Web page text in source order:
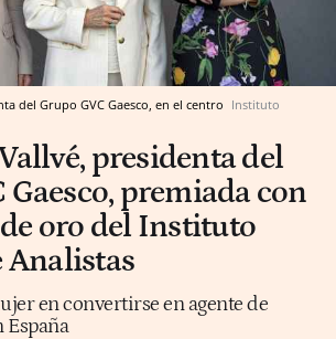
del Grupo GVC Gaesco, en el centro Instituto
presidenta del
Gaesco, premiada con
oro del Instituto
Analistas
en convertirse en agente de
España